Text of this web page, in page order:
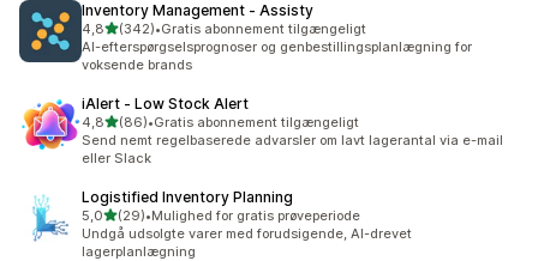
Inventory Management ‑ Assisty
4,8ud af 5 stjerner
(342)
342 anmeldelser i alt
•Gratis abonnement tilgængeligt
AI-efterspørgselsprognoser og genbestillingsplanlægning for
voksende brands
iAlert ‑ Low Stock Alert
4,8ud af 5 stjerner
(86)
86 anmeldelser i alt
•Gratis abonnement tilgængeligt
Send nemt regelbaserede advarsler om lavt lagerantal via e-mail
eller Slack
Logistified Inventory Planning
5,0ud af 5 stjerner
(29)
29 anmeldelser i alt
•Mulighed for gratis prøveperiode
Undgå udsolgte varer med forudsigende, AI-drevet
lagerplanlægning